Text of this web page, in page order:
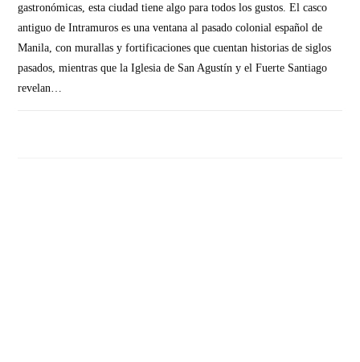
gastronómicas, esta ciudad tiene algo para todos los gustos. El casco
antiguo de Intramuros es una ventana al pasado colonial español de
Manila, con murallas y fortificaciones que cuentan historias de siglos
pasados, mientras que la Iglesia de San Agustín y el Fuerte Santiago
revelan…